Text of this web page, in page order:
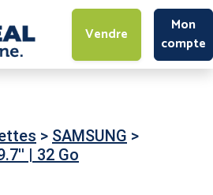
Vendre
Mon
compte
> SAMSUNG >
| 32 Go